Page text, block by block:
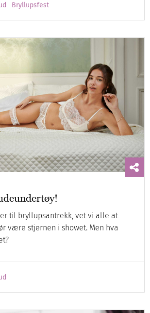
Bryllupsfest
til bryllupsantrekk, vet vi alle at
være stjernen i showet. Men hva